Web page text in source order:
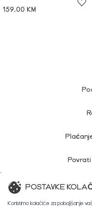
159,00 KM
POSTAVKE
Koristimo kolačiće za poboljšanje